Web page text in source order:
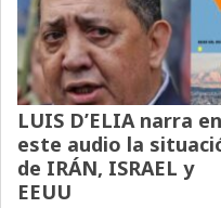
LUIS D’ELIA narra en
este audio la
de IRÁN, ISRAEL y
EEUU